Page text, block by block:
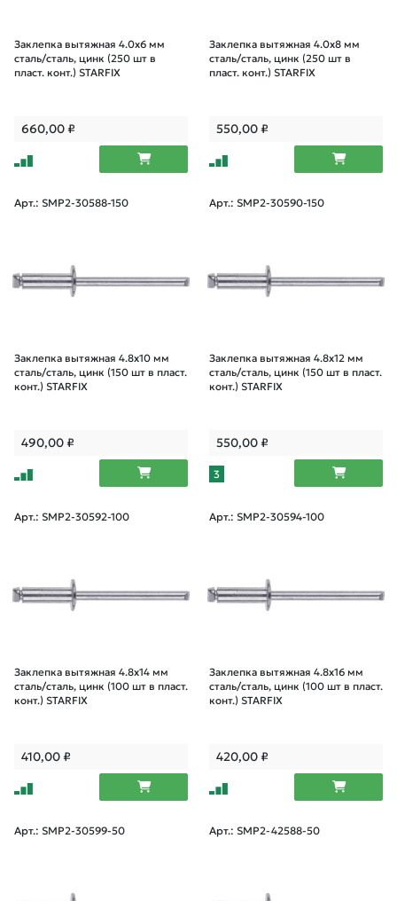
Заклепка вытяжная 4.0х6 мм
сталь/сталь, цинк (250 шт в
пласт. конт.) STARFIX
660,00₽
Заклепка вытяжная 4.0х8 мм
сталь/сталь, цинк (250 шт в
пласт. конт.) STARFIX
550,00₽
Арт.: SMP2-30588-150
Заклепка вытяжная 4.8х10 мм
сталь/сталь, цинк (150 шт в пласт.
конт.) STARFIX
490,00₽
Арт.: SMP2-30590-150
Заклепка вытяжная 4.8х12 мм
сталь/сталь, цинк (150 шт в пласт.
конт.) STARFIX
550,00₽
3
Арт.: SMP2-30592-100
Заклепка вытяжная 4.8х14 мм
сталь/сталь, цинк (100 шт в пласт.
конт.) STARFIX
410,00₽
Арт.: SMP2-30594-100
Заклепка вытяжная 4.8х16 мм
сталь/сталь, цинк (100 шт в пласт.
конт.) STARFIX
420,00₽
Арт.: SMP2-30599-50 Арт.: SMP2-42588-50